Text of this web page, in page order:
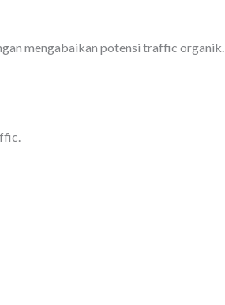
mengabaikan potensi traffic organik.